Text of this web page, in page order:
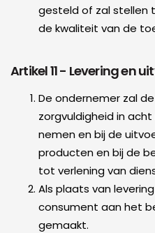
gesteld of zal stellen
de kwaliteit van de
Artikel 11 - Levering en
De ondernemer zal
zorgvuldigheid in
nemen en bij de
producten en bij de
tot verlening van
Als plaats van
consument aan het
gemaakt.